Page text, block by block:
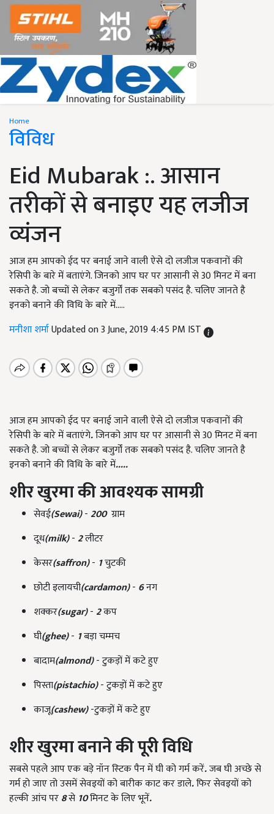
Home
विविध
Eid Mubarak :. आसान
तरीकों से बनाइए यह लजीज
व्यंजन
आज हम आपको ईद पर बनाई जाने वाली ऐसे दो लजीज पकवानों की
रेसिपी के बारे में बताएंगे. जिनको आप घर पर आसानी से 30 मिनट में बना
सकते है. जो बच्चों से लेकर बजुर्गों तक सबको पसंद है. चलिए जानते है
इनको बनाने की विधि के बारे में.....
मनीशा शर्माUpdated on 3 June, 2019 4:45 PM IST
आज हम आपको ईद पर बनाई जाने वाली ऐसे दो लजीज पकवानों की
रेसिपी के बारे में बताएंगे.जिनको आप घर पर आसानी से 30 मिनट में बना
सकते है. जो बच्चों से लेकर बजुर्गों तक सबको पसंद है. चलिए जानते है
इनको बनाने की विधि के बारे में.....
शीर खुरमा की आवश्यक सामग्री
सेवई(Sewai)- 200ग्राम
दूध(milk)- 2लीटर
केसर(saffron)- 1चुटकी
छोटी इलायची(cardamon)- 6नग
शक्कर(sugar)- 2कप
घी(ghee)- 1बड़ा चम्मच
बादाम(almond)- टुकड़ों में कटे हुए
पिस्ता(pistachio)- टुकड़ों में कटे हुए
काजू(cashew)-टुकड़ों में कटे हुए
शीर खुरमा बनाने की पूरी विधि
सबसे पहले आप एक बड़े नॉन स्‍टिक पैन में घी को गर्म करें.जब घी अच्छे से
गर्म हो जाए तो उसमें सेवइयों को बारीक काट कर डाले.फिर सेवइयों को
हल्की आंच पर8से 10मिनट के लिए भूनें.